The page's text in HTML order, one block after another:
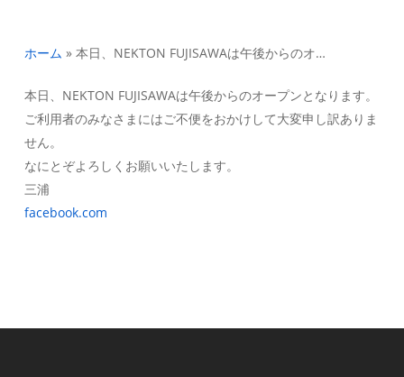
ホーム » 本日、NEKTON FUJISAWAは午後からのオ…
本日、NEKTON FUJISAWAは午後からのオープンとなります。
ご利用者のみなさまにはご不便をおかけして大変申し訳ありま
せん。
なにとぞよろしくお願いいたします。
三浦
facebook.com